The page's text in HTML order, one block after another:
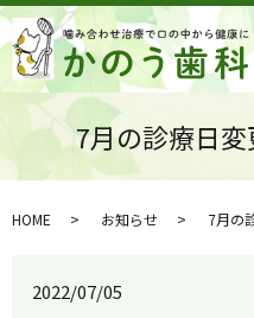
7月の診療日
HOME お知らせ 7月の
2022/07/05